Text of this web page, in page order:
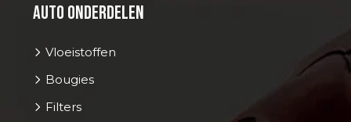
Auto onderdelen
Vloeistoffen
Bougies
Filters